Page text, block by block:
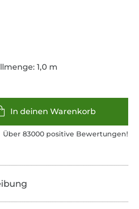
1,0 m
In deinen Warenkorb
Über 83000 positive Bewertungen!